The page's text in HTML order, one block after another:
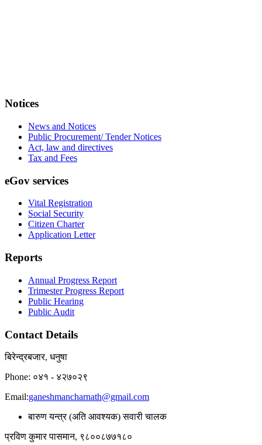
Notices
News and Notices
Public Procurement/ Tender Notices
Act, law and directives
Tax and Fees
eGov services
Vital Registration
Social Security
Citizen Charter
Application Letter
Reports
Annual Progress Report
Trimester Progress Report
Public Hearing
Public Audit
Contact Details
बिरेन्द्रबजार, धनुषा
Phone: ०४१ - ४२७०२९
Email:ganeshmancharnath@gmail.com
बारुण यन्त्र (अति आवश्यक) सवारी चालक
प्रविण कुमार पासमान, ९८००८७७१८०